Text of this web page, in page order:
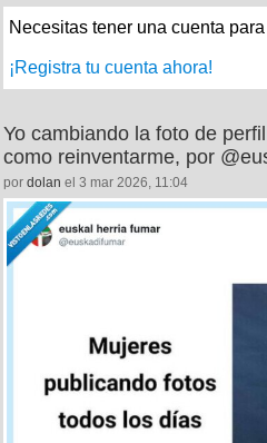
Necesitas tener una cuenta
¡Registra tu cuenta ahora!
Yo cambiando la foto de
como reinventarme, por
por dolan el 3 mar 2026, 11:04